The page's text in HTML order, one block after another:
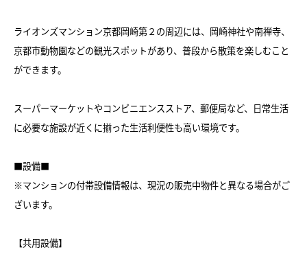
ライオンズマンション京都岡崎第２の周辺には、岡崎神社や南禅寺、
京都市動物園などの観光スポットがあり、普段から散策を楽しむこと
ができます。
スーパーマーケットやコンビニエンスストア、郵便局など、日常生活
に必要な施設が近くに揃った生活利便性も高い環境です。
■設備■
※マンションの付帯設備情報は、現況の販売中物件と異なる場合がご
ざいます。
【共用設備】